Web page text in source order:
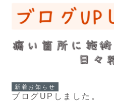
新着お知らせ
ブログUPしました。